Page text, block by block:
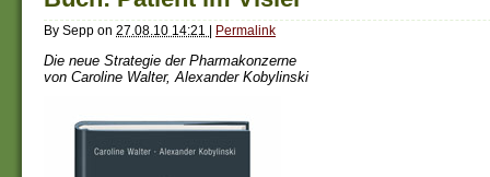
By Sepp on 27.08.10 14:21 | Permalink
Die neue Strategie der Pharmakonzerne
von Caroline Walter, Alexander Kobylinski